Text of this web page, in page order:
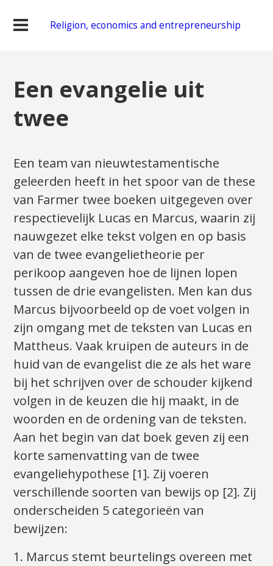
Religion, economics and entrepreneurship
Een evangelie uit
twee
Een team van nieuwtestamentische
geleerden heeft in het spoor van de these
van Farmer twee boeken uitgegeven over
respectievelijk Lucas en Marcus, waarin zij
nauwgezet elke tekst volgen en op basis
van de twee evangelietheorie per
perikoop aangeven hoe de lijnen lopen
tussen de drie evangelisten. Men kan dus
Marcus bijvoorbeeld op de voet volgen in
zijn omgang met de teksten van Lucas en
Mattheus. Vaak kruipen de auteurs in de
huid van de evangelist die ze als het ware
bij het schrijven over de schouder kijkend
volgen in de keuzen die hij maakt, in de
woorden en de ordening van de teksten.
Aan het begin van dat boek geven zij een
korte samenvatting van de twee
evangeliehypothese [1]. Zij voeren
verschillende soorten van bewijs op [2]. Zij
onderscheiden 5 categorieën van
bewijzen:
1. Marcus stemt beurtelings overeen met